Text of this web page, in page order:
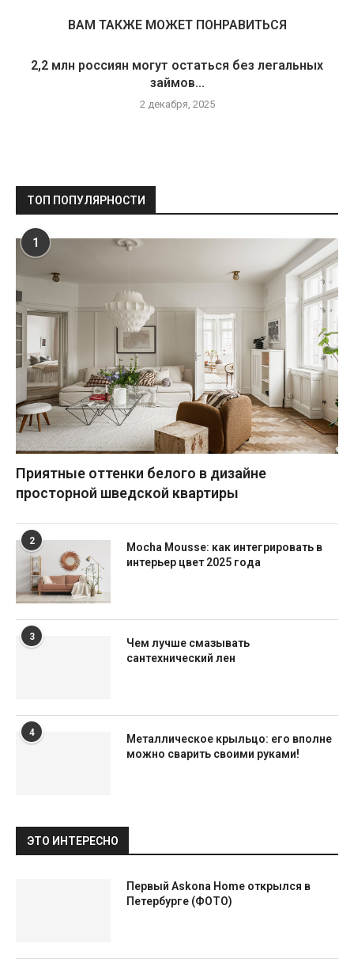
ВАМ ТАКЖЕ МОЖЕТ ПОНРАВИТЬСЯ
2,2 млн россиян могут остаться без легальных
займов...
2 декабря, 2025
ТОП ПОПУЛЯРНОСТИ
1
Приятные оттенки белого в дизайне
просторной шведской квартиры
2
Mocha Mousse: как интегрировать в
интерьер цвет 2025 года
3
Чем лучше смазывать
сантехнический лен
4
Металлическое крыльцо: его вполне
можно сварить своими руками!
ЭТО ИНТЕРЕСНО
Первый Askona Home открылся в
Петербурге (ФОТО)